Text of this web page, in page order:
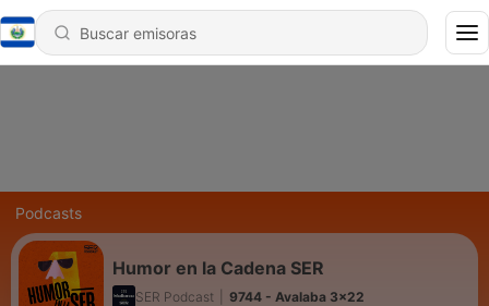
Podcasts
Humor en la Cadena SER
SER Podcast 9744 - Avalaba 3x22